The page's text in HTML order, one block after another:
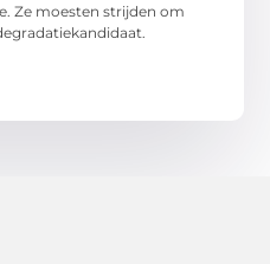
Ze moesten strijden om